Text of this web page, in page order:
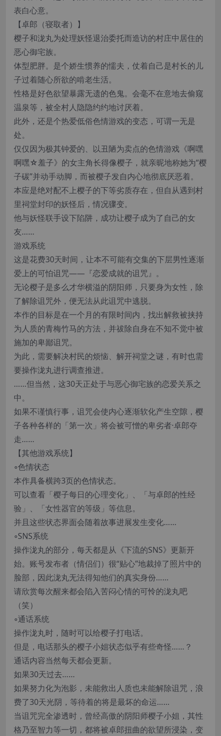
表白心意。
【卓郎（寝取者）】
樱子和泷丸为处理妖怪退治委托而造访的村庄中居住的
恶心御宅族。
体型肥胖。是个娇生惯养的懦夫，仗着自己是村长的儿
子过着随心所欲的啃老生活。
性格是好色欲望暴露无遗的色鬼。会毫不在意地去偷窥
温泉等，被全村人隐隐约约地讨厌着。
此外，还是个热爱低俗色情游戏的变态，可谓一无是
处。
仅仅因为极其钟爱的、以丑陋为卖点的色情游戏《啊嘿
啊嘿☆羞子》的女主角长得像樱子，就亲昵地称她为“樱
子碳”并动手动脚，而被樱子发自内心地彻底厌恶着。
本应是绝对配不上樱子的下等劣质存在，但自从遇到村
里祠堂封印的妖怪后，情况骤变。
他与妖怪联手设下陷阱，成功让樱子成为了自己的女
友……
游戏系统
这是花费30天时间，让本不可能有交集的下层男性逐渐
爱上的可怕诅咒——『恋爱成就的诅咒』。
无论樱子是多么才华横溢的阴阳师，只要身为女性，除
了解除诅咒外，便无法从此诅咒中逃脱。
本作的目标是在一个月的有限时间内，找出解救被挟持
为人质的青梅竹马的方法，并祓除自身在不知不觉中被
施加的卑鄙诅咒。
为此，需要解决村民的烦恼、解开祠堂之谜，有时也需
要操作泷丸进行调查推进。
……但当然，这30天正处于与恶心御宅族的恋爱关系之
中。
如果不谨慎行事，诅咒会使内心逐渐软化产生空隙，樱
子各种各样的「第一次」将会被可憎的卑劣者·卓郎夺
走……
【其他游戏系统】
◦色情状态
本作具备横跨3页的色情状态。
可以查看「樱子每日的心理变化」、「与卓郎的性经
验」、「女性器官的等级」等信息。
并且这些状态界面会随着故事进展发生变化……
◦SNS系统
操作泷丸的部分，每天都是从《下流的SNS》更新开
始。账号发布者（情侣们）很“贴心”地裁掉了照片中的
脸部，因此泷丸无法得知他们的真实身份……
请欣赏每次醒来都会陷入苦闷心情的可怜的泷丸吧
（笑）
◦通话系统
操作泷丸时，随时可以给樱子打电话。
但是，电话那头的樱子小姐状态似乎有些奇怪……？
通话内容当然每天都会更新。
如果30天过去……
如果努力化为泡影，未能救出人质也未能解除诅咒，浪
费了30天光阴，等待着的将是最坏的命运……
当诅咒完全渗透时，曾经高傲的阴阳师樱子小姐，其性
格乃至智力等一切，都将被卓郎扭曲的欲望所浸染，变